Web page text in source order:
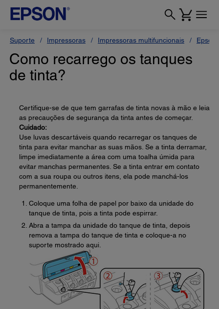
Suporte Impressoras Impressoras multifuncionais Epson
Como recarrego os tanques
de tinta?
Certifique-se de que tem garrafas de tinta novas à mão e leia
as precauções de segurança da tinta antes de começar.
Cuidado:
Use luvas descartáveis quando recarregar os tanques de
tinta para evitar manchar as suas mãos. Se a tinta derramar,
limpe imediatamente a área com uma toalha úmida para
evitar manchas permanentes. Se a tinta entrar em contato
com a sua roupa ou outros itens, ela pode manchá-los
permanentemente.
Coloque uma folha de papel por baixo da unidade do
tanque de tinta, pois a tinta pode espirrar.
Abra a tampa da unidade do tanque de tinta, depois
remova a tampa do tanque de tinta e coloque-a no
suporte mostrado aqui.